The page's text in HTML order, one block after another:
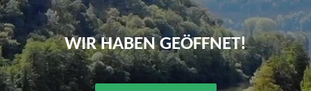
WIR HABEN GEÖFFNET!